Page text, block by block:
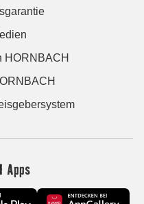
HORNBACH
Apps